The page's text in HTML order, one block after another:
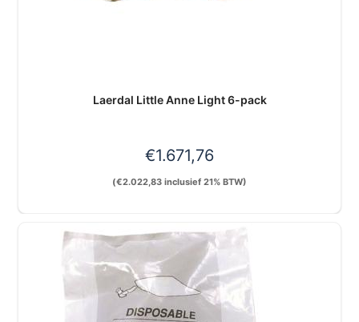
Laerdal Little Anne Light 6-pack
€1.671,76
(€2.022,83 inclusief 21% BTW)